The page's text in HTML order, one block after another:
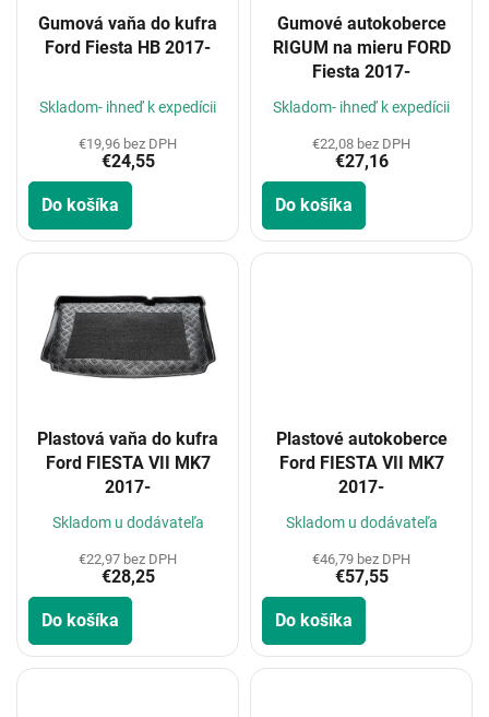
Gumová vaňa do kufra
Ford Fiesta HB 2017-
Skladom- ihneď k expedícii
€19,96 bez DPH
€24,55
Do košíka
Gumové autokoberce
RIGUM na mieru FORD
Fiesta 2017-
Skladom- ihneď k expedícii
€22,08 bez DPH
€27,16
Do košíka
Plastová vaňa do kufra
Ford FIESTA VII MK7
2017-
Skladom u dodávateľa
€22,97 bez DPH
€28,25
Do košíka
Plastové autokoberce
Ford FIESTA VII MK7
2017-
Skladom u dodávateľa
€46,79 bez DPH
€57,55
Do košíka